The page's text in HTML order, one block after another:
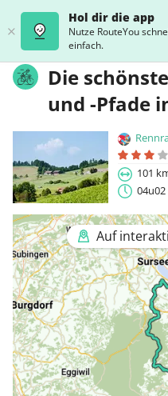
Hol dir die app
Nutze RouteYou
einfach.
Die
und -Pfade
101
04u02
Auf